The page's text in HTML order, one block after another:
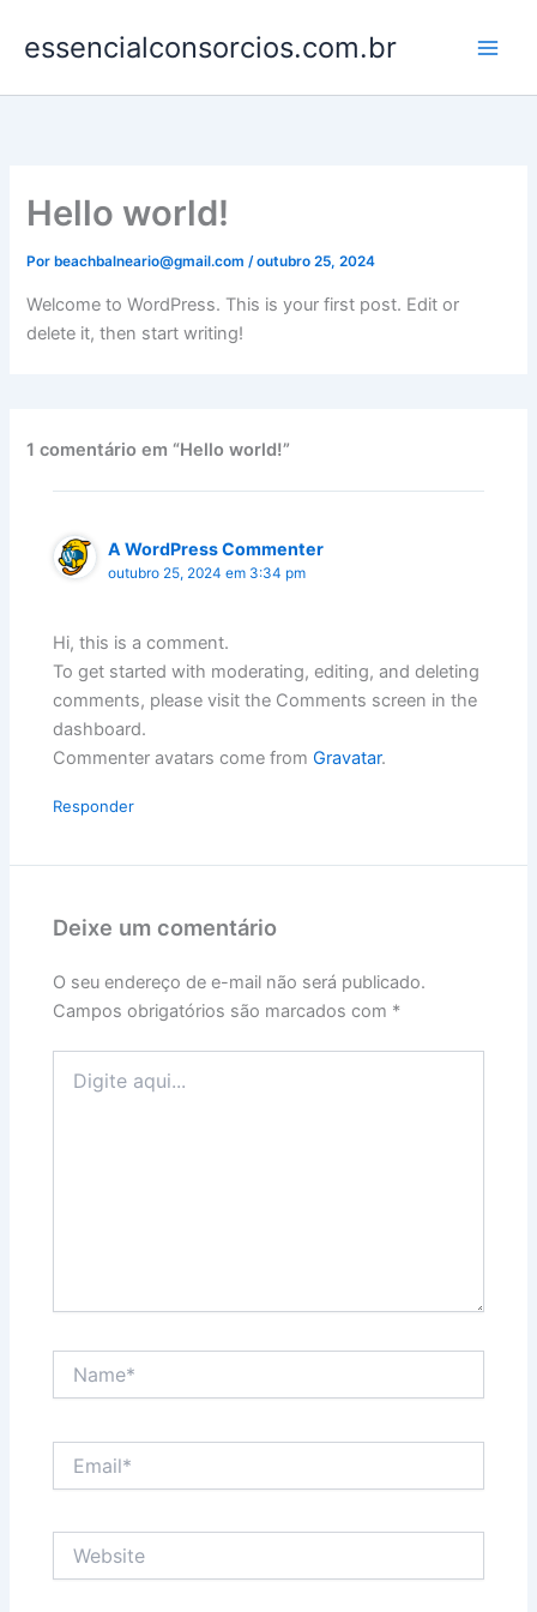
para
conteúdo
essencialconsorcios.com.br
Hello world!
Por beachbalneario@gmail.com/outubro 25, 2024
Welcome to WordPress. This is your first post. Edit or
delete it, then start writing!
1 comentário em “Hello world!”
A WordPress Commenter
outubro 25, 2024 em 3:34 pm
Hi, this is a comment.
To get started with moderating, editing, and deleting
comments, please visit the Comments screen in the
dashboard.
Commenter avatars come fromGravatar.
Responder
Deixe um comentário
O seu endereço de e-mail não será publicado.
Campos obrigatórios são marcados com *
aqui...